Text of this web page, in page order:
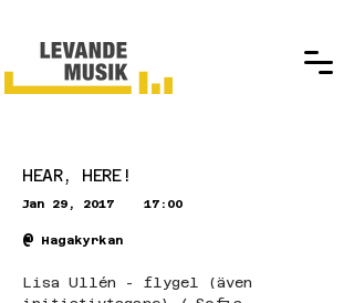
HEAR, HERE!
Jan 29, 2017 17:00
@ Hagakyrkan
Lisa Ullén - flygel (även